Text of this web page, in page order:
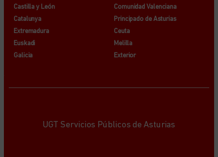
Castilla y León
Catalunya
Extremadura
Euskadi
Galicia
Comunidad Valenciana
Principado de Asturias
Ceuta
Melilla
Exterior
UGT Servicios Públicos de Asturias